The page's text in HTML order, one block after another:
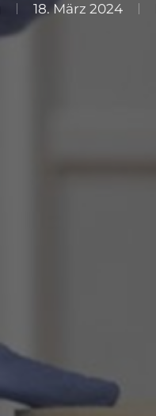
18. März 2024